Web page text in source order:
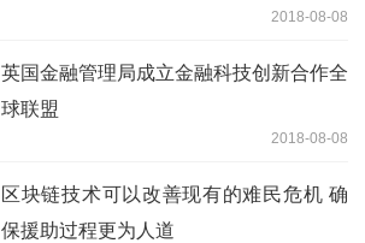
2018-08-08
英国金融管理局成立金融科技创新合作全
球联盟
2018-08-08
区块链技术可以改善现有的难民危机 确
保援助过程更为人道